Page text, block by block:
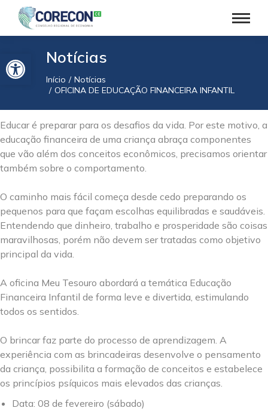
Barra de Ferramentas AbertaNotícias
Você está aqui:
Início
Notícias
OFICINA DE EDUCAÇÃO FINANCEIRA INFANTIL
Educar é preparar para os desafios da vida. Por este motivo, a
educação financeira de uma criança abraça componentes
que vão além dos conceitos econômicos, precisamos orientar
também sobre o comportamento.
O caminho mais fácil começa desde cedo preparando os
pequenos para que façam escolhas equilibradas e saudáveis.
Entendendo que dinheiro, trabalho e prosperidade são coisas
maravilhosas, porém não devem ser tratadas como objetivo
principal da vida.
A oficina Meu Tesouro abordará a temática Educação
Financeira Infantil de forma leve e divertida, estimulando
todos os sentidos.
O brincar faz parte do processo de aprendizagem. A
experiência com as brincadeiras desenvolve o pensamento
da criança, possibilita a formação de conceitos e estabelece
os princípios psíquicos mais elevados das crianças.
Data: 08 de fevereiro (sábado)